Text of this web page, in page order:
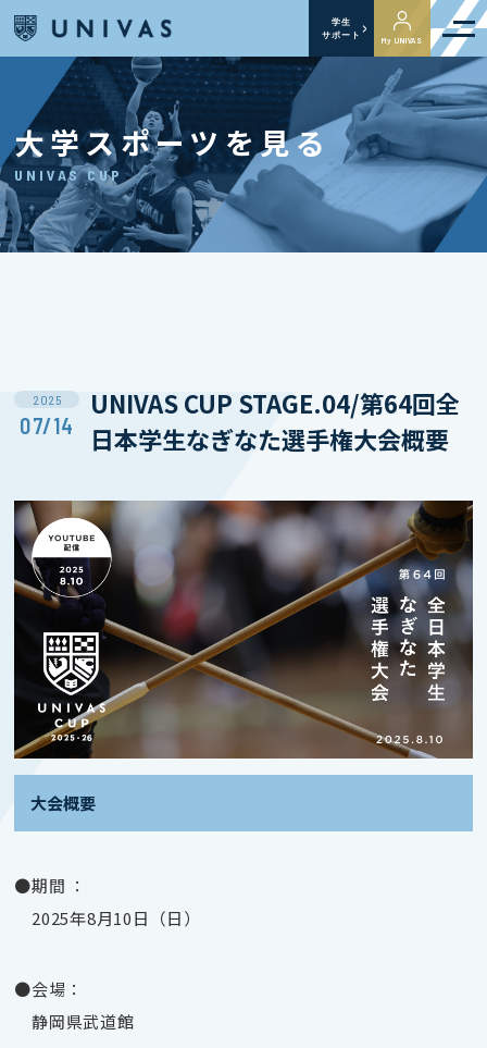
学生
サポート
My UNIVAS
大学スポーツを見る
UNIVAS CUP
2025
07/14
UNIVAS CUP STAGE.04/第64回全
日本学生なぎなた選手権大会概要
大会概要
●期間 ：
2025年8月10日（日）
●会場：
静岡県武道館